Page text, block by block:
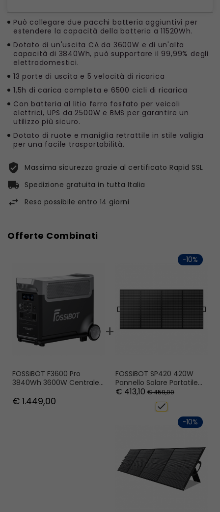
Può collegare due pacchi batteria aggiuntivi per
estendere la capacità della batteria a 11520Wh.
Dotato di un'uscita CA da 3600W e di un'alta
capacità di 3840Wh, può supportare il 99,99% degli
elettrodomestici.
13 porte di uscita e 5 velocità di ricarica
1,5h di carica completa e 6500 cicli di ricarica
Con batteria al litio ferro fosfato per veicoli
elettrici, UPS da 2500W e BMS per garantire un
utilizzo più sicuro.
Dotato di ruote e maniglia retrattile in stile valigia
per una facile trasportabilità.
Massima sicurezza grazie al certificato Rapid SSL
Spedizione gratuita in tutta Italia
Reso possibile entro 14 giorni
Offerte Combinati
FOSSiBOT F3600 Pro
3840Wh 3600W Centrale
LiFePO4, Espansione Fino A
€ 1.449,00
+
FOSSiBOT SP420 420W
Pannello Solare Portatile
Pieghevole, 23,4% Di
Efficienza Di Conversione,
Impermeabile IP67
€ 413,10 € 459,00
-10%
check
-10%